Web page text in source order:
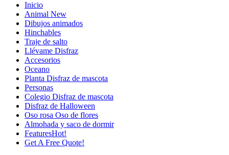
Inicio
Animal New
Dibujos animados
Hinchables
Traje de salto
Llévame Disfraz
Accesorios
Oceano
Planta Disfraz de mascota
Personas
Colegio Disfraz de mascota
Disfraz de Halloween
Oso rosa Oso de flores
Almohada y saco de dormir
FeaturesHot!
Get A Free Quote!